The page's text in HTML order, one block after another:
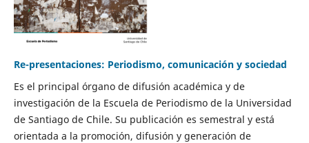
Re-presentaciones: Periodismo, comunicación y sociedad
Es el principal órgano de difusión académica y de
investigación de la Escuela de Periodismo de la Universidad
de Santiago de Chile. Su publicación es semestral y está
orientada a la promoción, difusión y generación de